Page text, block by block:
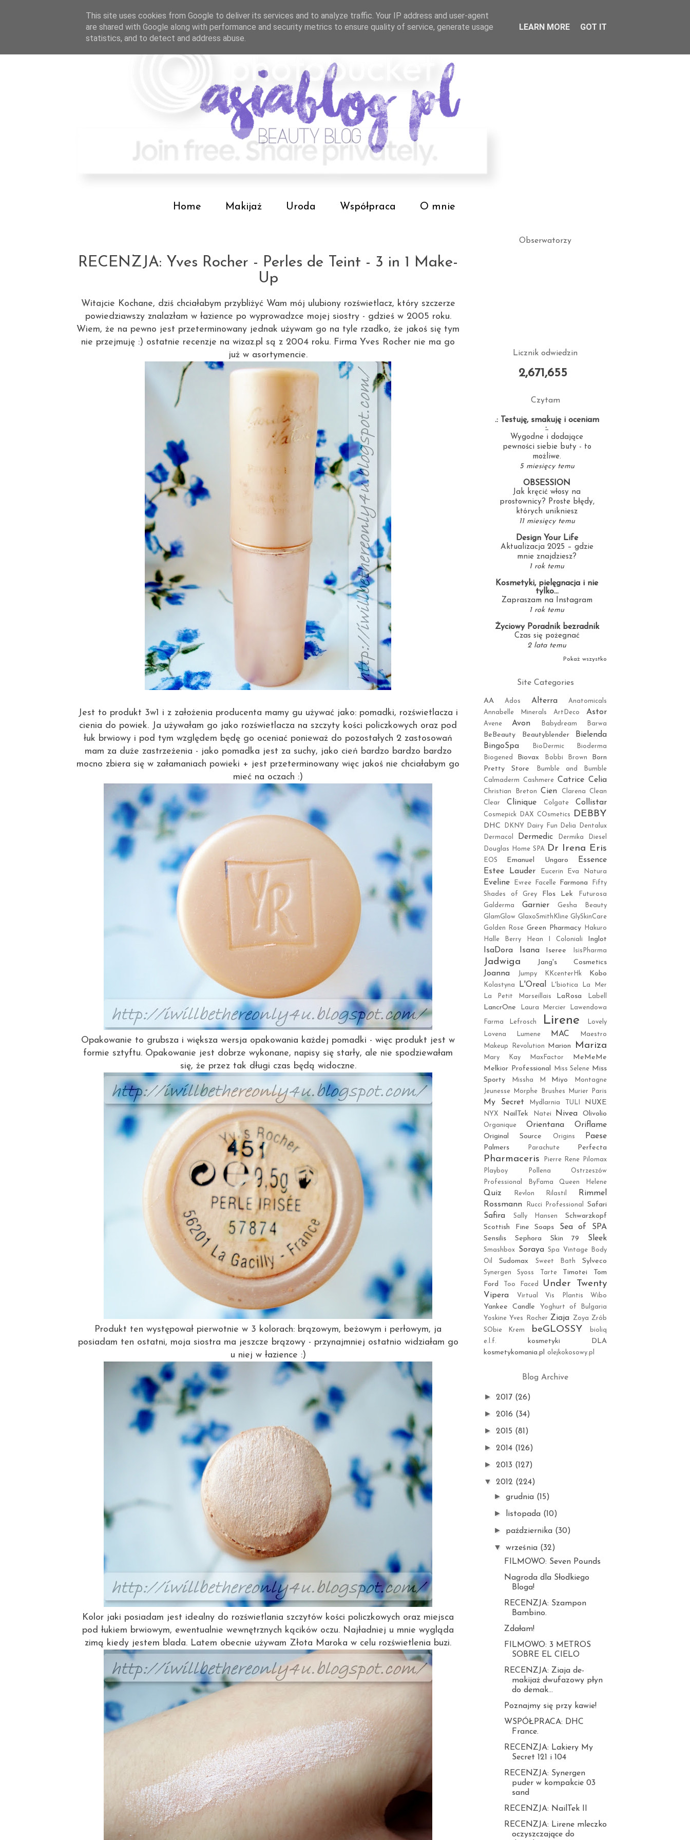
Home Makijaż Uroda Współpraca O mnie
RECENZJA: Yves Rocher - Perles de Teint - 3 in 1 Make-
Up
Witajcie Kochane, dziś chciałabym przybliżyć Wam mój ulubiony rozświetlacz, który szczerze
powiedziawszy znalazłam w łazience po wyprowadzce mojej siostry - gdzieś w 2005 roku.
Wiem, że na pewno jest przeterminowany jednak używam go na tyle rzadko, że jakoś się tym
nie przejmuję :) ostatnie recenzje na wizaz.pl są z 2004 roku. Firma Yves Rocher nie ma go
już w asortymencie.
Jest to produkt 3w1 i z założenia producenta mamy gu używać jako: pomadki, rozświetlacza i
cienia do powiek. Ja używałam go jako rozświetlacza na szczyty kości policzkowych oraz pod
łuk brwiowy i pod tym względem będę go oceniać ponieważ do pozostałych 2 zastosowań
mam za duże zastrzeżenia - jako pomadka jest za suchy, jako cień bardzo bardzo bardzo
mocno zbiera się w załamaniach powieki + jest przeterminowany więc jakoś nie chciałabym go
mieć na oczach :)
Opakowanie to grubsza i większa wersja opakowania każdej pomadki - więc produkt jest w
formie sztyftu. Opakowanie jest dobrze wykonane, napisy się starły, ale nie spodziewałam
się, że przez tak długi czas będą widoczne.
Produkt ten występował pierwotnie w 3 kolorach: brązowym, beżowym i perłowym, ja
posiadam ten ostatni, moja siostra ma jeszcze brązowy - przynajmniej ostatnio widziałam go
u niej w łazience :)
Kolor jaki posiadam jest idealny do rozświetlania szczytów kości policzkowych oraz miejsca
pod łukiem brwiowym, ewentualnie wewnętrznych kącików oczu. Najładniej u mnie wygląda
zimą kiedy jestem blada. Latem obecnie używam Złota Maroka w celu rozświetlenia buzi.
Obserwatorzy
Licznik odwiedzin
2,671,655
Czytam
.: Testuję, smakuję i oceniam
:.
Wygodne i dodające
pewności siebie buty - to
możliwe.
5 miesięcy temu
OBSESSION
Jak kręcić włosy na
prostownicy? Proste błędy,
których unikniesz
11 miesięcy temu
Design Your Life
Aktualizacja 2025 – gdzie
mnie znajdziesz?
1 rok temu
Kosmetyki, pielęgnacja i nie
tylko...
Zapraszam na Instagram
1 rok temu
Życiowy Poradnik bezradnik
Czas się pożegnać
2 lata temu
Pokaż wszystko
Site Categories
AA Ados Alterra
Anatomicals
Annabelle Minerals
ArtDeco Astor
Avene Avon Babydream Barwa
BeBeauty Beautyblender
Bielenda
BingoSpa
BioDermic
Bioderma
Biogened
Biovax Bobbi Brown
Born
Pretty Store
Bumble and Bumble
Calmaderm
Cashmere Catrice Celia
Christian Breton Cien Clarena
Clean
Clear
Clinique Colgate Collistar
Cosmepick DAX COsmetics DEBBY
DHC DKNY Dairy Fun Delia
Dentalux
Dermacol
Dermedic Dermika
Diesel
Douglas Home SPA Dr Irena Eris
EOS Emanuel Ungaro
Essence
Estee Lauder
Eucerin Eva Natura
Eveline Evree Facelle Farmona
Fifty
Shades of Grey
Flos Lek
Futurosa
Galderma
Garnier
Gesha Beauty
GlamGlow GlaxoSmithKline GlySkinCare
Golden Rose Green Pharmacy
Hakuro
Halle Berry
Hean I Coloniali Inglot
IsaDora Isana Iseree IsisPharma
Jadwiga Jang's Cosmetics
Joanna Jumpy KKcenterHk Kobo
Kolastyna L'Oreal L'biotica
La Mer
La Petit Marseillais
LaRosa Labell
LancrOne Laura Mercier Lawendowa
Farma Lefrosch Lirene
Lovely
Lovena
Lumene MAC
Maestro
Makeup Revolution
Marion Mariza
Mary Kay MaxFactor
MeMeMe
Melkior Professional
Miss Selene Miss
Sporty
Missha M Miyo
Montagne
Jeunesse
Morphe Brushes Murier Paris
My Secret Mydlarnia TULI NUXE
NYX NailTek Natei Nivea Olivolio
Organique Orientana Oriflame
Original Source Origins Paese
Palmers Parachute Perfecta
Pharmaceris Pierre Rene
Pilomax
Playboy
Pollena Ostrzeszów
Professional ByFama
Queen Helene
Quiz Revlon Rilastil
Rimmel
Rossmann
Rucci Professional Safari
Safira Sally Hansen
Schwarzkopf
Scottish Fine Soaps
Sea of SPA
Sensilis Sephora Skin 79 Sleek
Smashbox Soraya Spa Vintage Body
Oil
Sudomax Sweet Bath Sylveco
Synergen Syoss Tarte Timotei
Tom
Ford
Too Faced Under Twenty
Vipera Virtual Vis Plantis Wibo
Yankee Candle
Yoghurt of Bulgaria
Yoskine Yves Rocher Ziaja Zoya Zrób
SObie Krem
beGLOSSY
bioliq
e.l.f.
kosmetyki DLA
kosmetykomania.pl olejkokosowy.pl
Blog Archive
► 2017 (26)
► 2016 (34)
► 2015 (81)
► 2014 (126)
► 2013 (127)
▼ 2012 (224)
►grudnia (15)
► listopada (10)
► października (30)
▼września (32)
FILMOWO: Seven Pounds
Nagroda dla Słodkiego
Bloga!
RECENZJA: Szampon
Bambino.
Zdałam!
FILMOWO: 3 METROS
SOBRE EL CIELO
RECENZJA: Ziaja de-
makijaż dwufazowy płyn
do demak...
Poznajmy się przy kawie!
WSPÓŁPRACA: DHC
France.
RECENZJA: Lakiery My
Secret 121 i 104
RECENZJA: Synergen
puder w kompakcie 03
sand
RECENZJA: NailTek II
RECENZJA: Lirene mleczko
oczyszczające do
This site uses cookies from Google to deliver its services and to analyze traffic. Your IP address and user-agent
are shared with Google along with performance and security metrics to ensure quality of service, generate usage
statistics, and to detect and address abuse.
LEARN MORE GOT IT